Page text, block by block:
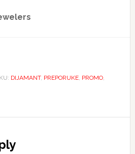
DIJAMANT, PREPORUKE, PROMO,